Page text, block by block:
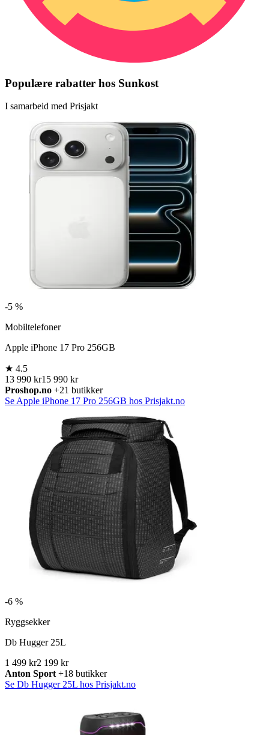
Populære rabatter hos Sunkost
I samarbeid med Prisjakt
-5 %
Mobiltelefoner
Apple iPhone 17 Pro 256GB
★ 4.5
13 990 kr15 990 kr
Proshop.no +21 butikker
Se Apple iPhone 17 Pro 256GB hos Prisjakt.no
-6 %
Ryggsekker
Db Hugger 25L
1 499 kr2 199 kr
Anton Sport +18 butikker
Se Db Hugger 25L hos Prisjakt.no